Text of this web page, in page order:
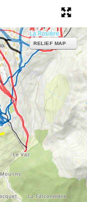
RELIEF MAP